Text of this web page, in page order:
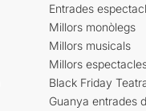
Entrades
Millors monòlegs
Millors musicals
Millors
Black Friday
Guanya entrades